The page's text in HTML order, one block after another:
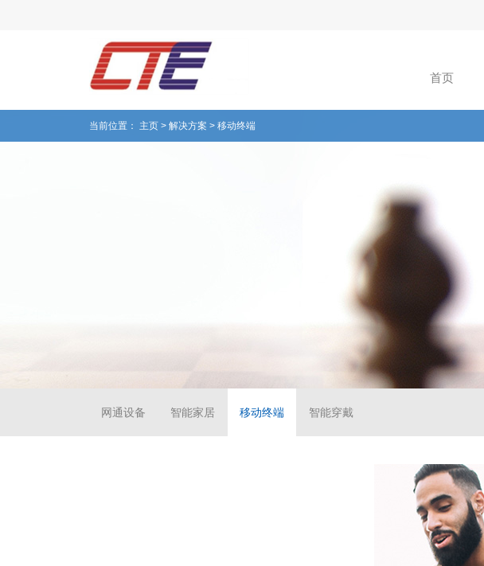
首页
当前位置： 主页 > 解决方案 > 移动终端
网通设备 智能家居 移动终端 智能穿戴